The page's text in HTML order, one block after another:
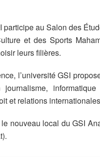
participe au Salon des
et des Sports
leurs filières.
l’université GSI
journalisme,
et relations
nouveau local du GSI